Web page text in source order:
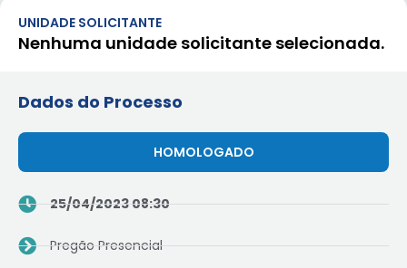
UNIDADE SOLICITANTE
Nenhuma unidade solicitante selecionada.
Dados do Processo
HOMOLOGADO
25/04/2023 08:30
Pregão Presencial